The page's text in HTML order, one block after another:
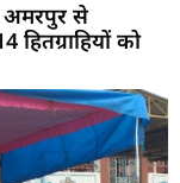
अमरपुर से
को